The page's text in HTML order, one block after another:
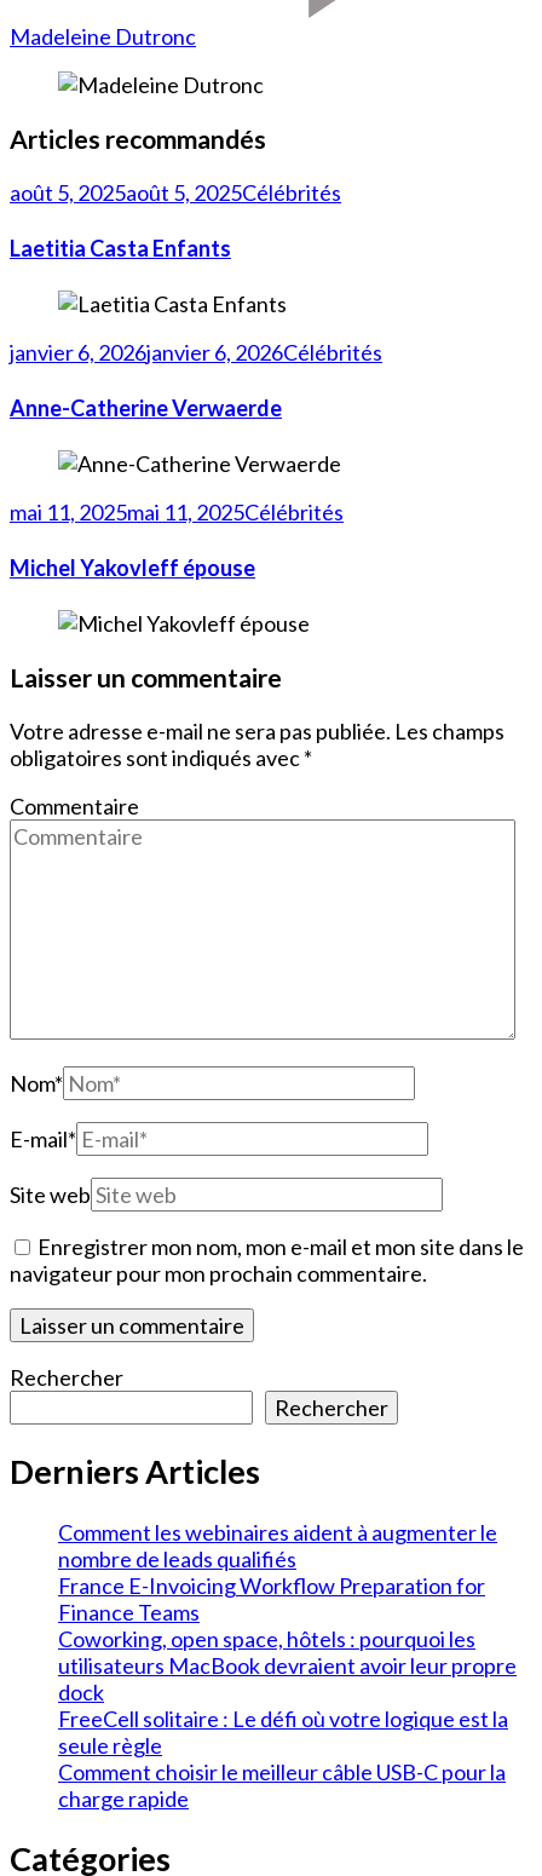
Madeleine Dutronc
Articles recommandés
août 5, 2025août 5, 2025Célébrités
Laetitia Casta Enfants
janvier 6, 2026janvier 6, 2026Célébrités
Anne-Catherine Verwaerde
mai 11, 2025mai 11, 2025Célébrités
Michel Yakovleff épouse
Laisser un commentaire
Votre adresse e-mail ne sera pas publiée. Les champs
obligatoires sont indiqués avec*
Commentaire
Nom*
E-mail*
Site web
Enregistrer mon nom, mon e-mail et mon site dans le
navigateur pour mon prochain commentaire.
Rechercher
Rechercher
Derniers Articles
Comment les webinaires aident à augmenter le
nombre de leads qualifiés
France E-Invoicing Workflow Preparation for
Finance Teams
Coworking, open space, hôtels : pourquoi les
utilisateurs MacBook devraient avoir leur propre
dock
FreeCell solitaire : Le défi où votre logique est la
seule règle
Comment choisir le meilleur câble USB-C pour la
charge rapide
Catégories